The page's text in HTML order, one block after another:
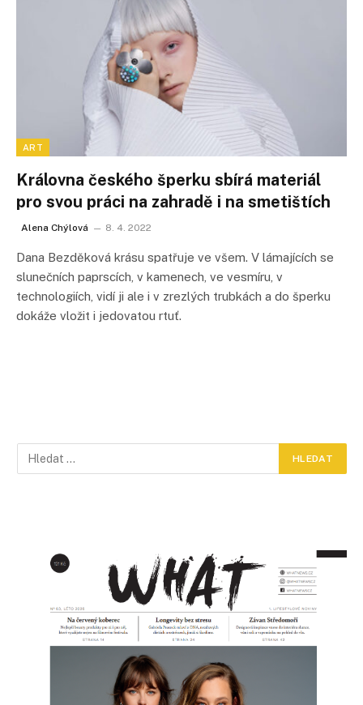
ART
Královna českého šperku sbírá materiál
pro svou práci na zahradě i na smetištích
Alena Chýlová 8. 4. 2022
Dana Bezděková krásu spatřuje ve všem. V lámajících se
slunečních paprscích, v kamenech, ve vesmíru, v
technologiích, vidí ji ale i v zrezlých trubkách a do šperku
dokáže vložit i jedovatou rtuť.